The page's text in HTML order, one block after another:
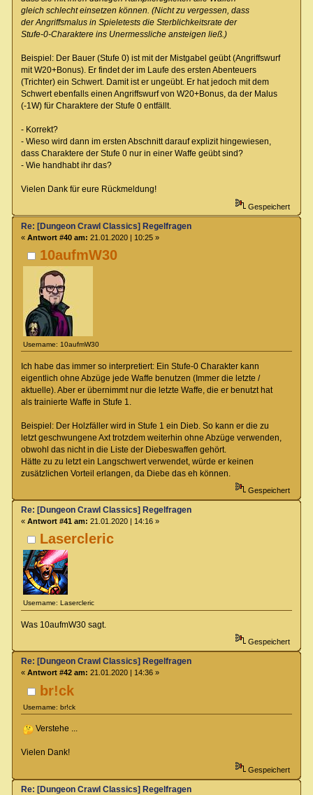
gleich schlecht einsetzen können. (Nicht zu vergessen, dass
der Angriffsmalus in Spieletests die Sterblichkeitsrate der
Stufe-0-Charaktere ins Unermessliche ansteigen ließ.)
Beispiel: Der Bauer (Stufe 0) ist mit der Mistgabel geübt (Angriffswurf
mit W20+Bonus). Er findet der im Laufe des ersten Abenteuers
(Trichter) ein Schwert. Damit ist er ungeübt. Er hat jedoch mit dem
Schwert ebenfalls einen Angriffswurf von W20+Bonus, da der Malus
(-1W) für Charaktere der Stufe 0 entfällt.
- Korrekt?
- Wieso wird dann im ersten Abschnitt darauf explizit hingewiesen,
dass Charaktere der Stufe 0 nur in einer Waffe geübt sind?
- Wie handhabt ihr das?
Vielen Dank für eure Rückmeldung!
Gespeichert
10aufmW30
Username: 10aufmW30
Re: [Dungeon Crawl Classics] Regelfragen
« Antwort #40 am: 21.01.2020 | 10:25 »
Ich habe das immer so interpretiert: Ein Stufe-0 Charakter kann
eigentlich ohne Abzüge jede Waffe benutzen (Immer die letzte /
aktuelle). Aber er übernimmt nur die letzte Waffe, die er benutzt hat
als trainierte Waffe in Stufe 1.
Beispiel: Der Holzfäller wird in Stufe 1 ein Dieb. So kann er die zu
letzt geschwungene Axt trotzdem weiterhin ohne Abzüge verwenden,
obwohl das nicht in die Liste der Diebeswaffen gehört.
Hätte zu zu letzt ein Langschwert verwendet, würde er keinen
zusätzlichen Vorteil erlangen, da Diebe das eh können.
Gespeichert
Lasercleric
Username: Lasercleric
Re: [Dungeon Crawl Classics] Regelfragen
« Antwort #41 am: 21.01.2020 | 14:16 »
Was 10aufmW30 sagt.
Gespeichert
br!ck
Username: br!ck
Re: [Dungeon Crawl Classics] Regelfragen
« Antwort #42 am: 21.01.2020 | 14:36 »
Verstehe ...
Vielen Dank!
Gespeichert
Re: [Dungeon Crawl Classics] Regelfragen